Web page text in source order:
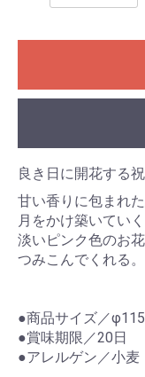
良き日に開花する
甘い香りに包まれ
月をかけ築いてい
淡いピンク色のお
つみこんでくれる。
●商品サイズ／
●賞味期限／20日
●アレルゲン／小麦